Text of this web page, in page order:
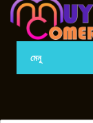
মেনু